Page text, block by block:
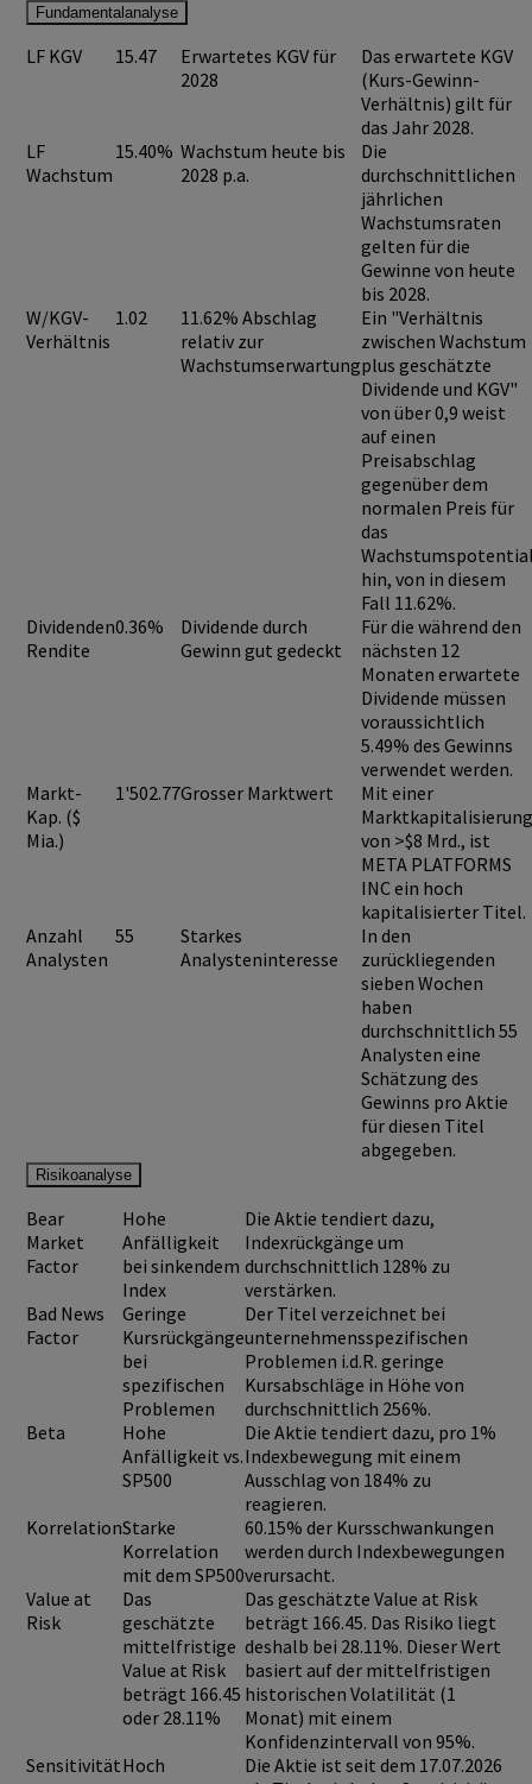
Fundamentalanalyse
LF KGV 15.47
Erwartetes KGV für
2028
Das erwartete KGV
(Kurs-Gewinn-
Verhältnis) gilt für
das Jahr 2028.
LF
Wachstum
15.40% Wachstum heute bis
2028 p.a.
Die
durchschnittlichen
jährlichen
Wachstumsraten
gelten für die
Gewinne von heute
bis 2028.
W/KGV-
Verhältnis
1.02
11.62% Abschlag
relativ zur
Wachstumserwartung
Ein "Verhältnis
zwischen Wachstum
plus geschätzte
Dividende und KGV"
von über 0,9 weist
auf einen
Preisabschlag
gegenüber dem
normalen Preis für
das
hin, von in diesem
Fall 11.62%.
Dividenden
Rendite
0.36%
Dividende durch
Gewinn gut gedeckt
Für die während den
nächsten 12
Monaten erwartete
Dividende müssen
voraussichtlich
5.49% des Gewinns
verwendet werden.
Markt-
Kap. ($
Mia.)
1'502.77Grosser Marktwert
Mit einer
Marktkapitalisierung
von >$8 Mrd., ist
META PLATFORMS
INCein hoch
kapitalisierter Titel.
Anzahl
Analysten
55
Starkes
Analysteninteresse
In den
zurückliegenden
sieben Wochen
haben
durchschnittlich 55
Analysten eine
Schätzung des
Gewinns pro Aktie
für diesen Titel
abgegeben.
Risikoanalyse
Bear
Market
Factor
Hohe
Anfälligkeit
bei sinkendem
Index
Die Aktie tendiert dazu,
Indexrückgänge um
durchschnittlich 128% zu
verstärken.
Bad News
Factor
Geringe
Kursrückgänge
bei
spezifischen
Problemen
Der Titel verzeichnet bei
unternehmensspezifischen
Problemen i.d.R. geringe
Kursabschläge in Höhe von
durchschnittlich 256%.
Beta
Hohe
Anfälligkeit vs.
SP500
Die Aktie tendiert dazu, pro 1%
Indexbewegung mit einem
Ausschlag von 184% zu
reagieren.
KorrelationStarke
Korrelation
mit dem SP500
60.15% der Kursschwankungen
werden durch Indexbewegungen
verursacht.
Value at
Risk
Das
geschätzte
mittelfristige
Value at Risk
beträgt 166.45
oder 28.11%
Das geschätzte Value at Risk
beträgt 166.45. Das Risiko liegt
deshalb bei 28.11%. Dieser Wert
basiert auf der mittelfristigen
historischen Volatilität (1
Monat) mit einem
Konfidenzintervall von 95%.
SensitivitätHoch
Die Aktie ist seit dem 17.07.2026